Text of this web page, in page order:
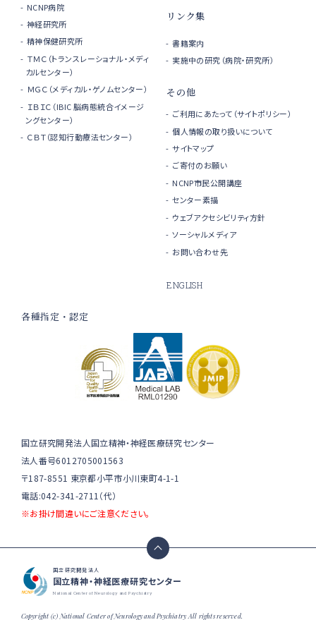
NCNP病院
神経研究所
精神保健研究所
ＴＭＣ（トランスレーショナル・メディ
カルセンター）
ＭＧＣ（メディカル・ゲノムセンター）
ＩＢＩＣ（IBIC 脳病態統合イメージ
ングセンター）
ＣＢＴ（認知行動療法センター）
リンク集
書籍案内
実施中の研究（病院・研究所）
その他
ご利用にあたって（サイトポリシー）
個人情報の取り扱いについて
サイトマップ
ご寄付のお願い
NCNP市民公開講座
センター素描
ウェブアクセシビリティ方針
ソーシャルメディア
お問い合わせ先
ENGLISH
各種指定・認定
国立研究開発法人国立精神・神経医療研究センター
法人番号6012705001563
〒187-8551 東京都小平市小川東町4-1-1
電話:042-341-2711（代）
※お掛け間違いにご注意ください。
国立研究開発法人
国立精神・神経医療研究センター
National Center of Neurology and Psychiatry
Copyright (c) National Center of Neurology and Psychiatry All rights reserved.